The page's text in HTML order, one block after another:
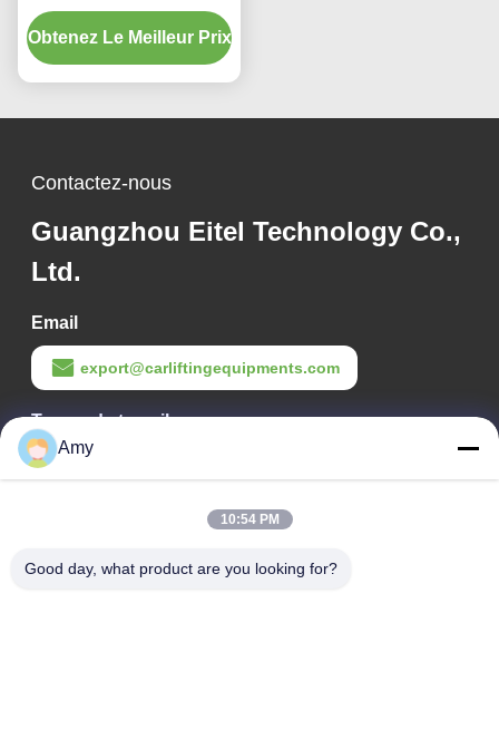
de précision 380V/220V
avec conception de profil
bas
Obtenez Le Meilleur Prix
Contactez-nous
Guangzhou Eitel Technology Co.,
Ltd.
Email
export@carliftingequipments.com
Temps de travail
09:00-18:00
Route nationale 106, district de Huadu, ville de Guangzhou
Amy
10:54 PM
Good day, what product are you looking for?